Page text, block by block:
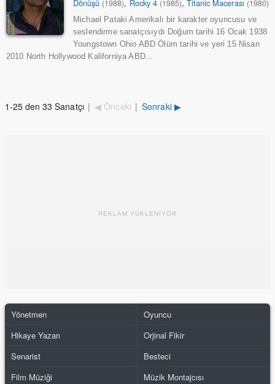
Dönüşü (1988), Rocky 4 (1985),Titanic Macerası (1980)
Michael Pataki Amerikalı bir karakter oyuncusu ve
seslendirme sanatçısıydı Doğum tarihi 16 Ocak 1938
Youngstown Ohio ABD Ölüm tarihi ve yeri 15 Nisan
2010 North Hollywood Kaliforniya ABD...
1-25 den 33 Sanatçı | ◀ Önceki | Sonraki ▶
REKLAM YÜKLENİYOR
Yönetmen
Oyuncu
Hikaye Yazarı
Orjinal Fikir
Senarist
Besteci
Film Müziği
Müzik Montajcısı